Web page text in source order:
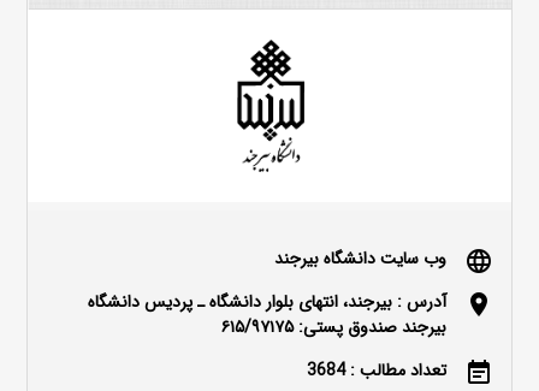
language وب سایت دانشگاه بیرجند
location_on
آدرس : بیرجند، انتهای بلوار دانشگاه ـ پردیس دانشگاه
بیرجند صندوق پستی: ۶۱۵/۹۷۱۷۵
event_note تعداد مطالب : 3684